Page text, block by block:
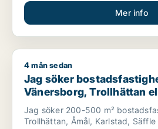
Mer info
Jag söker bostadsfastighet till
4 mån sedan
Jag söker
Vänersborg, Trollhättan
Jag söker 200-500 m²
Trollhättan, Åmål, Karlstad,